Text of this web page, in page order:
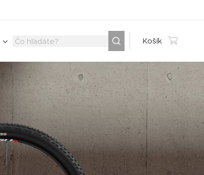
Košík